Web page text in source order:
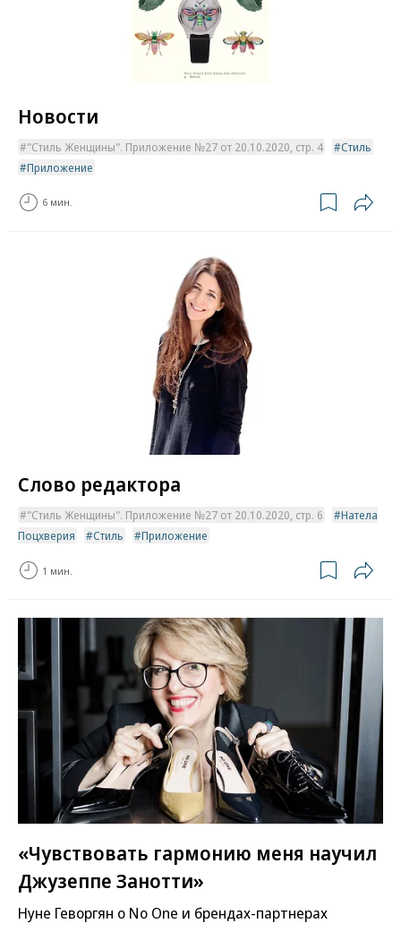
Новости
"Стиль Женщины". Приложение №27 от 20.10.2020, стр. 4
Стиль
Приложение
6 мин.
Слово редактора
"Стиль Женщины". Приложение №27 от 20.10.2020, стр. 6
Натела
Поцхверия
Стиль Приложение
1 мин.
«Чувствовать гармонию меня научил
Джузеппе Занотти»
Нуне Геворгян о No One и брендах-партнерах